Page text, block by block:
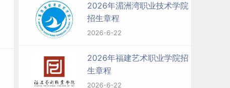
2026年湄洲湾职业技术学院
招生章程
2026-6-22
2026年福建艺术职业学院招
生章程
2026-6-22